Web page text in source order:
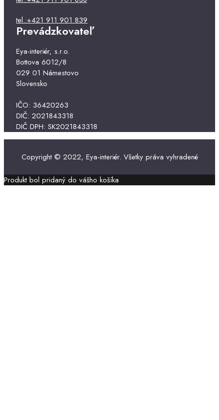
tel.:+421 911 901 839
Prevádzkovateľ
Eya-interiér, s.r.o.
Bottova 6012/8
029 01 Námestovo
Slovensko
IČO: 36420263
DIČ: 2021843318
DIČ DPH: SK2021843318
Copyright © 2022, Eya-interiér. Všetky práva vyhradené
Produkt bol pridaný do vášho košíka